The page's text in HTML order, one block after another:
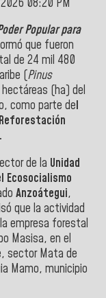
Popular para
que fueron
de 24 mil 480
(Pinus
(ha) del
como parte del
de la Unidad
Ecosocialismo
Anzoátegui,
que la actividad
empresa forestal
Masisa, en el
sector Mata de
Mamo, municipio